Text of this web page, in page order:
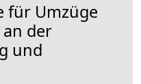
für Umzüge
der
und